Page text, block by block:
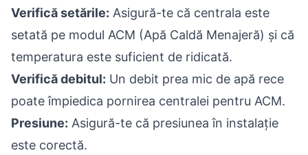
Verifică setările: Asigură-te că centrala este
setată pe modul ACM (Apă Caldă Menajeră) și că
temperatura este suficient de ridicată.
Verifică debitul: Un debit prea mic de apă rece
poate împiedica pornirea centralei pentru ACM.
Presiune: Asigură-te că presiunea în instalație
este corectă.